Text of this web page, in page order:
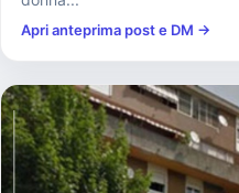
Apri anteprima post e DM →